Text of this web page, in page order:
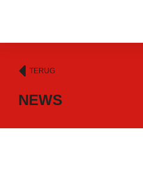
TERUG
NEWS